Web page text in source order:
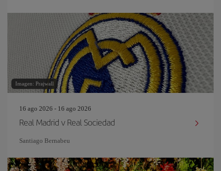
Imagen: Prajwall
16 ago 2026 - 16 ago 2026
Real Madrid v Real Sociedad
Santiago Bernabeu